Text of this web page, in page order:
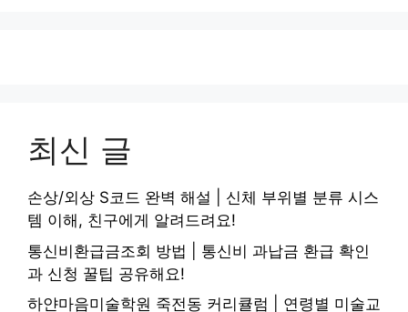
최신 글
손상/외상 S코드 완벽 해설 | 신체 부위별 분류 시스
템 이해, 친구에게 알려드려요!
통신비환급금조회 방법 | 통신비 과납금 환급 확인
과 신청 꿀팁 공유해요!
하얀마음미술학원 죽전동 커리큘럼 | 연령별 미술교